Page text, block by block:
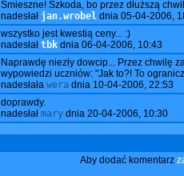
Śmieszne! Szkoda, bo przez dłuższą
nadesłał jan.wrobel dnia 05-04-2006,
wszystko jest kwestią ceny... :)
nadesłał tbk dnia 06-04-2006, 10:43
Naprawdę niezły dowcip... Przez chwilę
wypowiedzi uczniów: "Jak to?! To
nadesłała wera dnia 10-04-2006, 22:53
doprawdy.
nadesłał mary dnia 20-04-2006, 10:30
Aby dodać komentarz